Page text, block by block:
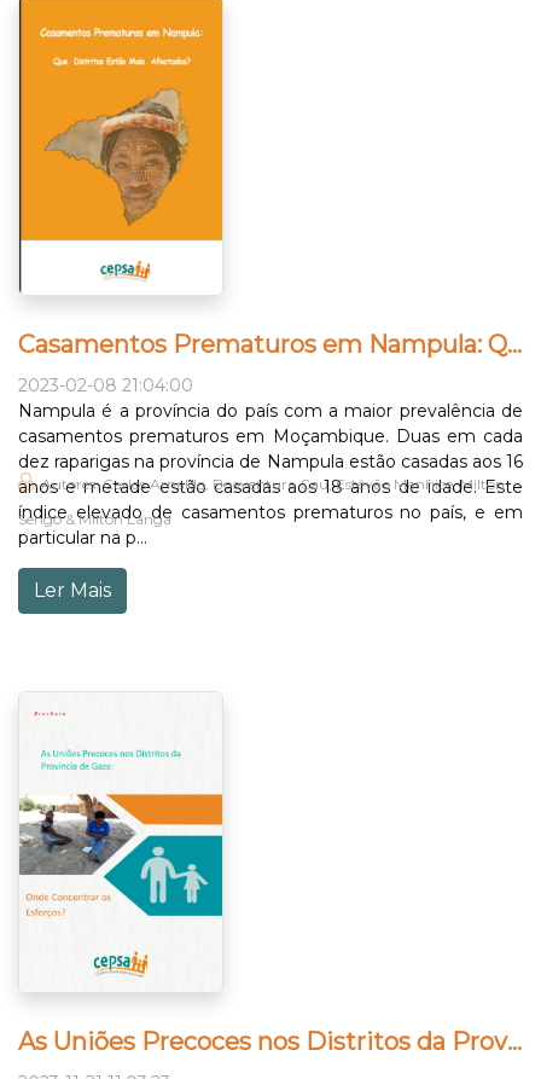
Casamentos Prematuros em Nampula: Que Distritos Estão Mais Afectados?
2023-02-08 21:04:00
Nampula é a província do país com a maior prevalência de
casamentos prematuros em Moçambique. Duas em cada
dez raparigas na província de Nampula estão casadas aos 16
anos e metade estão casadas aos 18 anos de idade. Este
índice elevado de casamentos prematuros no país, e em
particular na p...
Autores: Carlos Arnaldo, Boaventura Cau, Estêvão Manhice, Milton
Sengo & Milton Langa
Ler Mais
As Uniões Precoces nos Distritos da Província de Gaza: “Onde Concentrar os Esforços?”